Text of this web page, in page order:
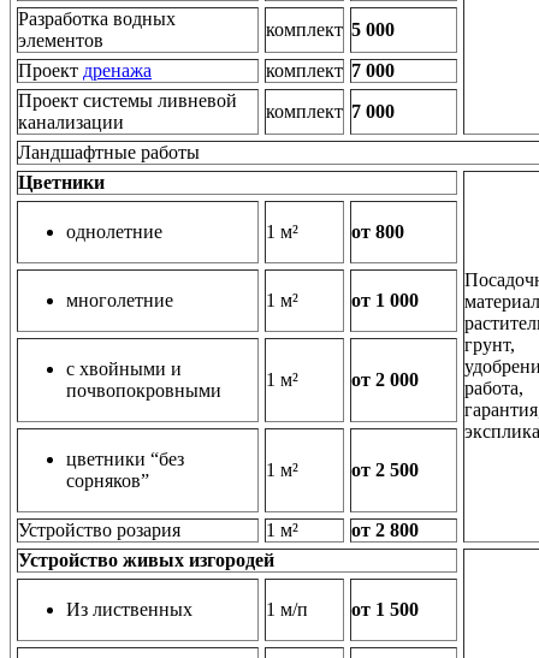
Разработка водных
элементов
комплект 5 000
Проект дренажа комплект 7 000
Проект системы ливневой
канализации
комплект 7 000
Ландшафтные работы
Цветники
грунт,
работа,
однолетние 1 м² от 800
многолетние 1 м² от 1 000
с хвойными и
почвопокровными
1 м² от 2 000
цветники “без
сорняков”
1 м² от 2 500
Устройство розария 1 м²
от 2 800
Устройство живых изгородей
Из лиственных 1 м/п от 1 500